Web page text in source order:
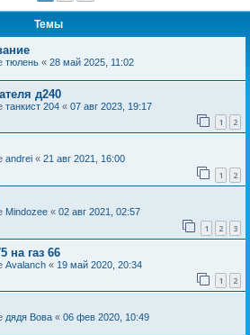
Темы
тюлень « 28 май 2025, 11:02
д240
танкист 204 « 07 авг 2023, 19:17
1 2
andrei « 21 авг 2021, 16:00
1 2
Mindozee « 02 авг 2021, 02:57
1 2 3
на газ 66
Avalanch « 19 май 2020, 20:34
1 2
дядя Вова « 06 фев 2020, 10:49